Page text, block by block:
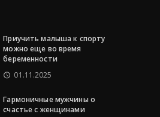
Приучить малыша к спорту
можно еще во время
беременности
01.11.2025
Гармоничные мужчины о
счастье с женщинами